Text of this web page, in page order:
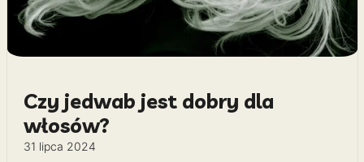
Czy jedwab jest dobry dla
włosów?
31 lipca 2024